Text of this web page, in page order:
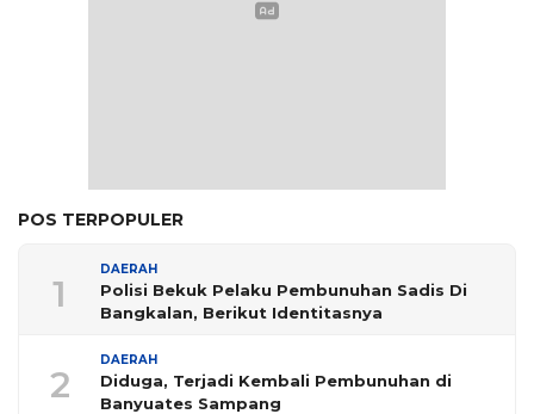
POS TERPOPULER
1
DAERAH
Polisi Bekuk Pelaku Pembunuhan Sadis Di
Bangkalan, Berikut Identitasnya
2
DAERAH
Diduga, Terjadi Kembali Pembunuhan di
Banyuates Sampang